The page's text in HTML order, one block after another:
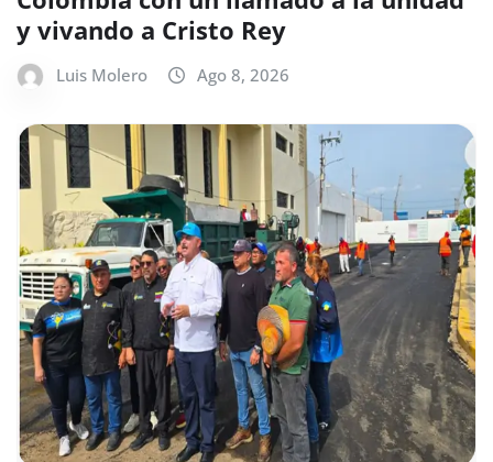
y vivando a Cristo Rey
Luis Molero Ago 8, 2026